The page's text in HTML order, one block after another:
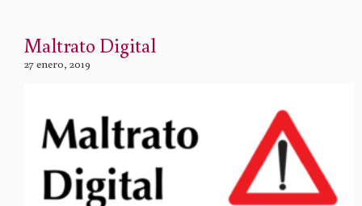
Maltrato Digital
27 enero, 2019